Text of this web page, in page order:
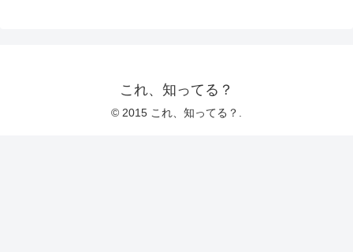
これ、知ってる？
© 2015 これ、知ってる？.